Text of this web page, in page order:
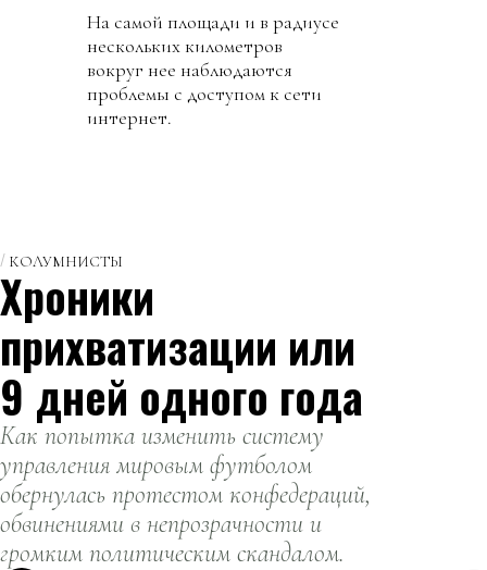
На самой площади и в радиусе
нескольких километров
вокруг нее наблюдаются
проблемы с доступом к сети
интернет.
КОЛУМНИСТЫ
Хроники
прихватизации или
9 дней одного года
Как попытка изменить систему
управления мировым футболом
обернулась протестом конфедераций,
обвинениями в непрозрачности и
громким политическим скандалом.